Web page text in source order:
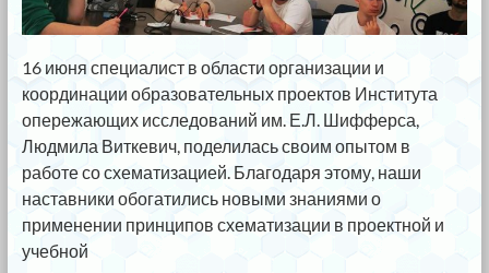
16 июня специалист в области организации и
координации образовательных проектов Института
опережающих исследований им. Е.Л. Шифферса,
Людмила Виткевич, поделилась своим опытом в
работе со схематизацией. Благодаря этому, наши
наставники обогатились новыми знаниями о
применении принципов схематизации в проектной и
учебной